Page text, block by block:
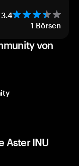
3.4
1 Börsen
von
Aster INU